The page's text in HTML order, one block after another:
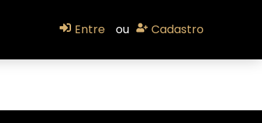
Entre ou Cadastro